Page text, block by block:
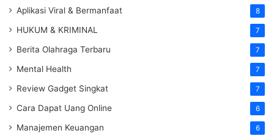
Aplikasi Viral & Bermanfaat 8
HUKUM & KRIMINAL 7
Berita Olahraga Terbaru 7
Mental Health 7
Review Gadget Singkat 7
Cara Dapat Uang Online 6
Manajemen Keuangan 6